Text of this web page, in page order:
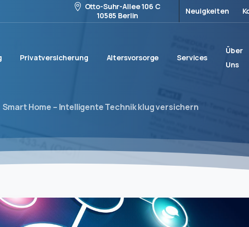
Otto-Suhr-Allee 106 C
10585 Berlin
Neuigkeiten
Privatversicherung Altersvorsorge Services
Über
Uns
Smart Home – Intelligente Technik klug versichern